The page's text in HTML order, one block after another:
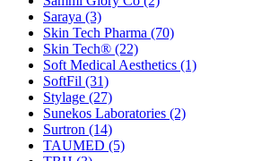
Saraya (3)
Skin Tech Pharma (70)
Skin Tech® (22)
Soft Medical Aesthetics (1)
SoftFil (31)
Stylage (27)
Sunekos Laboratories (2)
Surtron (14)
TAUMED (5)